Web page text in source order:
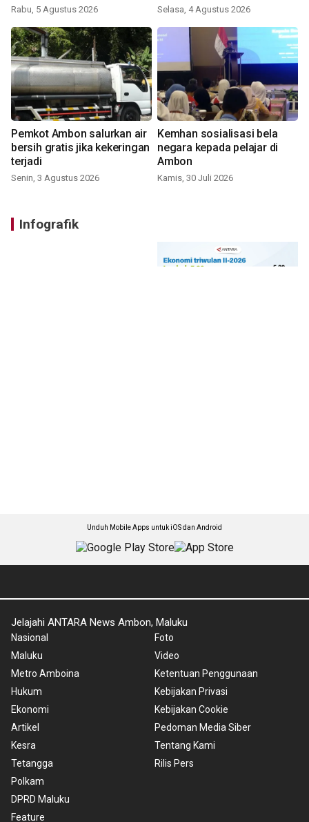
Rabu, 5 Agustus 2026 Selasa, 4 Agustus 2026
Pemkot Ambon salurkan air
bersih gratis jika kekeringan
terjadi
Senin, 3 Agustus 2026
Kemhan sosialisasi bela
negara kepada pelajar di
Ambon
Kamis, 30 Juli 2026
Infografik
Unduh Mobile Apps untuk iOS dan Android
Jelajahi ANTARA News Ambon, Maluku
Nasional
Maluku
Metro Amboina
Hukum
Ekonomi
Artikel
Kesra
Tetangga
Polkam
DPRD Maluku
Feature
Foto
Video
Ketentuan Penggunaan
Kebijakan Privasi
Kebijakan Cookie
Pedoman Media Siber
Tentang Kami
Rilis Pers